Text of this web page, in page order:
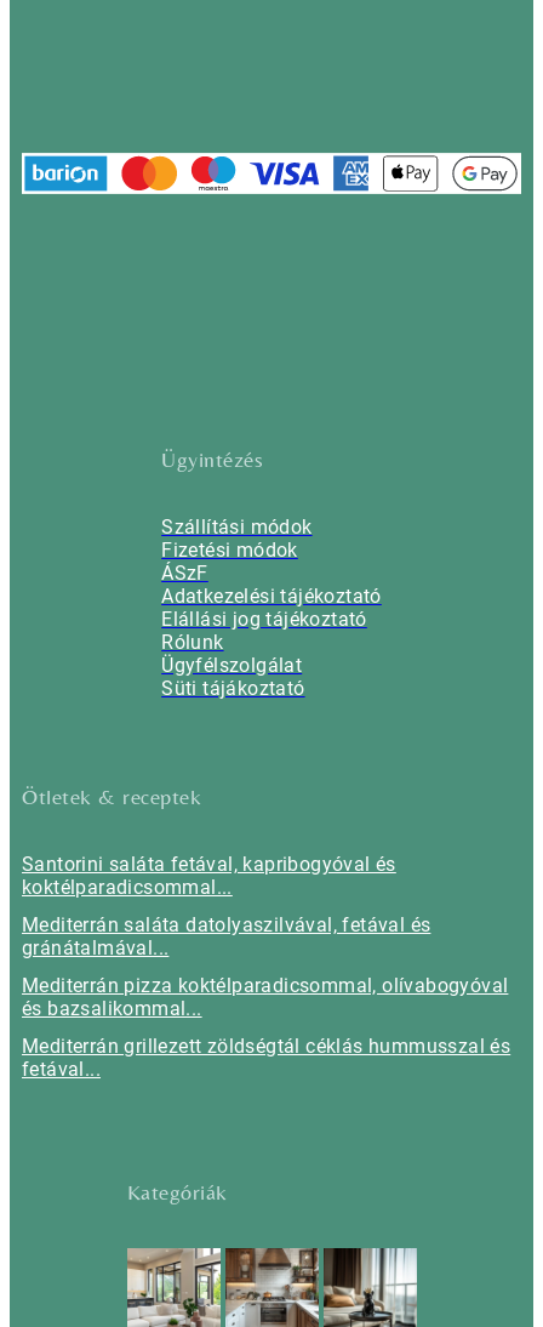
Ügyintézés
Szállítási módok
Fizetési módok
ÁSzF
Adatkezelési tájékoztató
Elállási jog tájékoztató
Rólunk
Ügyfélszolgálat
Süti tájákoztató
Ötletek & receptek
Santorini saláta fetával, kapribogyóval és
koktélparadicsommal...
Mediterrán saláta datolyaszilvával, fetával és
gránátalmával...
Mediterrán pizza koktélparadicsommal, olívabogyóval
és bazsalikommal...
Mediterrán grillezett zöldségtál céklás hummusszal és
fetával...
Kategóriák